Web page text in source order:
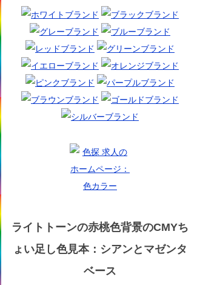
ライトトーンの赤桃色背景のCMYち
ょい足し色見本：シアンとマゼンタ
ベース